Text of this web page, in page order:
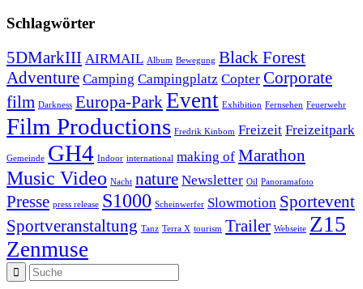
Schlagwörter
5DMarkIII AIRMAIL Album Bewegung Black Forest
Adventure Camping Campingplatz Copter Corporate
film Darkness Europa-Park Event Exhibition Fernsehen Feuerwehr
Film Productions Fredrik Kinbom Freizeit Freizeitpark
Gemeinde GH4 Indoor international making of Marathon
Music Video Nacht nature Newsletter Oil Panoramafoto
Presse press release S1000 Scheinwerfer Slowmotion Sportevent
Sportveranstaltung Tanz Terra X tourism Trailer Webseite Z15
Zenmuse